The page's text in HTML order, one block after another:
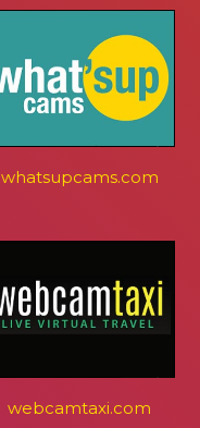
whatsupcams.com
webcamtaxi.com